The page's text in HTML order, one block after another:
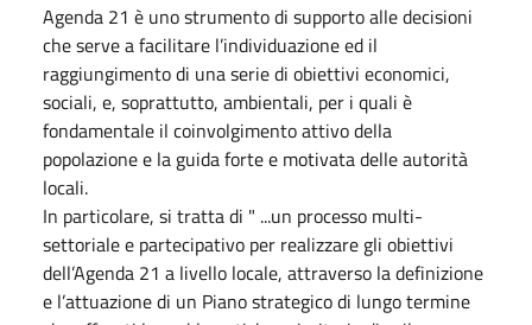
Agenda 21 è uno strumento di supporto alle decisioni
che serve a facilitare l’individuazione ed il
raggiungimento di una serie di obiettivi economici,
sociali, e, soprattutto, ambientali, per i quali è
fondamentale il coinvolgimento attivo della
popolazione e la guida forte e motivata delle autorità
locali.
In particolare, si tratta di " ...un processo multi-
settoriale e partecipativo per realizzare gli obiettivi
dell’Agenda 21 a livello locale, attraverso la definizione
e l’attuazione di un Piano strategico di lungo termine